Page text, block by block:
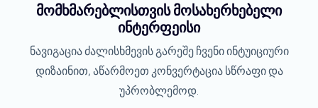
მომხმარებლისთვის მოსახერხებელი
ინტერფეისი
ნავიგაცია ძალისხმევის გარეშე ჩვენი ინტუიციური
დიზაინით, აწარმოეთ კონვერტაცია სწრაფი და
უპრობლემოდ.